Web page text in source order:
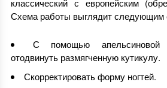
классический с европейским
Схема работы выглядит следующим
С помощью апельсиновой
отодвинуть размягченную кутикулу.
Скорректировать форму ногтей.